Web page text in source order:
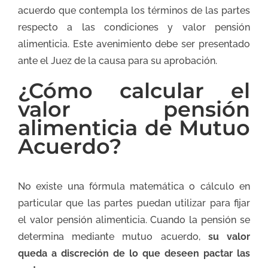
acuerdo que contempla los términos de las partes
respecto a las condiciones y valor pensión
alimenticia. Este avenimiento debe ser presentado
ante el Juez de la causa para su aprobación.
¿Cómo calcular el
valor pensión
alimenticia de Mutuo
Acuerdo?
No existe una fórmula matemática o cálculo en
particular que las partes puedan utilizar para fijar
el valor pensión alimenticia. Cuando la pensión se
determina mediante mutuo acuerdo, su valor
queda a discreción de lo que deseen pactar las